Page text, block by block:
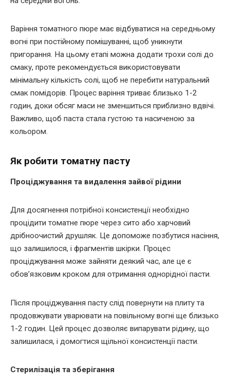
Варіння томатного пюре має відбуватися на середньому
вогні при постійному помішуванні, щоб уникнути
пригорання. На цьому етапі можна додати трохи солі до
смаку, проте рекомендується використовувати
мінімальну кількість солі, щоб не перебити натуральний
смак помідорів. Процес варіння триває близько 1-2
годин, доки обсяг маси не зменшиться приблизно вдвічі.
Важливо, щоб паста стала густою та насиченою за
кольором.
Як робити томатну пасту
Проціджування та видалення зайвої рідини
Для досягнення потрібної консистенції необхідно
процідити томатне пюре через сито або харчовий
дрібноочистий друшляк. Це допоможе позбутися насіння,
що залишилося, і фрагментів шкірки. Процес
проціджування може зайняти деякий час, але це є
обов’язковим кроком для отримання однорідної пасти.
Після проціджування пасту слід повернути на плиту та
продовжувати уварювати на повільному вогні ще близько
1-2 годин. Цей процес дозволяє випарувати рідину, що
залишилася, і домогтися щільної консистенції пасти.
Стерилізація та зберігання